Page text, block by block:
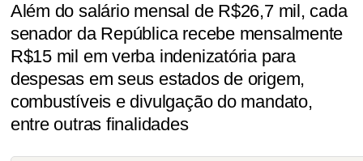
Além do salário mensal de R$26,7 mil, cada
senador da República recebe mensalmente
R$15 mil em verba indenizatória para
despesas em seus estados de origem,
combustíveis e divulgação do mandato,
entre outras finalidades